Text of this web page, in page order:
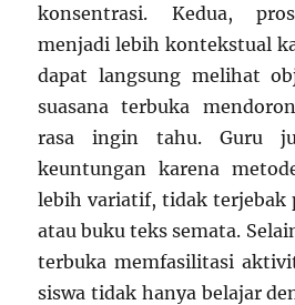
konsentrasi. Kedua,
menjadi lebih kontekstual
dapat langsung melihat
suasana terbuka
rasa ingin tahu. Guru
keuntungan karena
lebih variatif, tidak terjebak
atau buku teks semata.
terbuka memfasilitasi
siswa tidak hanya belajar